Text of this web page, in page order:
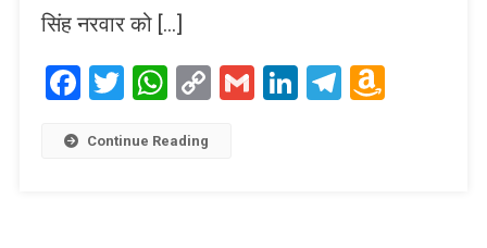
सिंह नरवार को […]
Facebook
TwitterWhatsApp
CopyGmailLinkedIn
Telegram
Continue Reading